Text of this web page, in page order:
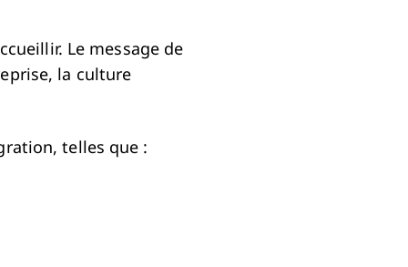
Le message de
la culture
telles que :